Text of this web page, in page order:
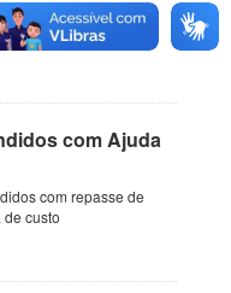
com Ajuda
com repasse de
custo